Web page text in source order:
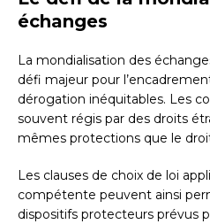
échanges
La mondialisation des
défi majeur pour
dérogation inéquitables. Les
souvent régis par des droits
mêmes protections que le
Les clauses de choix de loi
compétente peuvent ainsi
dispositifs protecteurs prévus